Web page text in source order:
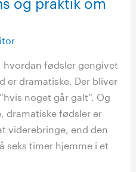
og praktik om
hvordan fødsler gengivet
er dramatiske. Der bliver
noget går galt”. Og
dramatiske fødsler er
viderebringe, end den
seks timer hjemme i et